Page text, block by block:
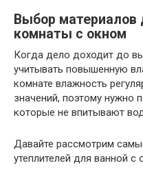
Выбор материалов
комнаты с окном
Когда дело доходит до
учитывать повышенную
комнате влажность
значений, поэтому нужно
которые не впитывают
Давайте рассмотрим
утеплителей для ванной с